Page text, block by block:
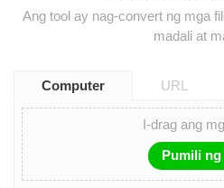
Ang tool ay nag-convert ng mga
madali at
Computer URL
I-drag ang
Pumili ng